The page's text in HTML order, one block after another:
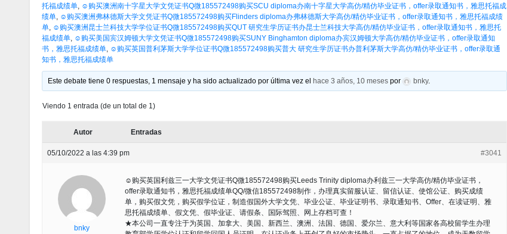
托福成绩单, ☺购买澳洲南十字星大学文凭证书Q微185572498购买SCU diploma办南十字星大学高仿/精仿毕业证书，offer录取通知书，雅思托福成
绩单, ☺购买澳洲弗林德斯大学文凭证书Q微185572498购买Flinders diploma办弗林德斯大学高仿/精仿毕业证书，offer录取通知书，雅思托福成绩
单, ☺购买澳洲昆士兰科技大学学位证书Q微185572498购买QUT 研究生学历证书办昆士兰科技大学高仿/精仿毕业证书，offer录取通知书，雅思托
福成绩单, ☺购买美国宾汉姆顿大学文凭证书Q微185572498购买SUNY Binghamton diploma办宾汉姆顿大学高仿/精仿毕业证书，offer录取通知
书，雅思托福成绩单, ☺购买英国普利茅斯大学学位证书Q微185572498购买普大 研究生学历证书办普利茅斯大学高仿/精仿毕业证书，offer录取通
知书，雅思托福成绩单
Este debate tiene 0 respuestas, 1 mensaje y ha sido actualizado por última vez el hace 3 años, 10 meses por bnky.
Viendo 1 entrada (de un total de 1)
Autor Entradas
05/10/2022 a las 4:39 pm #3041
bnky
☺购买英国利兹三一大学文凭证书Q微185572498购买Leeds Trinity diploma办利兹三一大学高仿/精仿毕业证书，
offer录取通知书，雅思托福成绩单QQ/微信185572498制作，办理真实留服认证、留信认证、使馆公证、购买成绩
单，购买假文凭，购买假学位证，制造假国外大学文凭、毕业公证、毕业证明书、录取通知书、Offer、在读证明、雅
思托福成绩单、假文凭、假毕业证、请假条、国际驾照、网上存档可查！
★本公司一直专注于为英国、加拿大、美国、新西兰、澳洲、法国、德国、爱尔兰、意大利等国家各高校留学生办理